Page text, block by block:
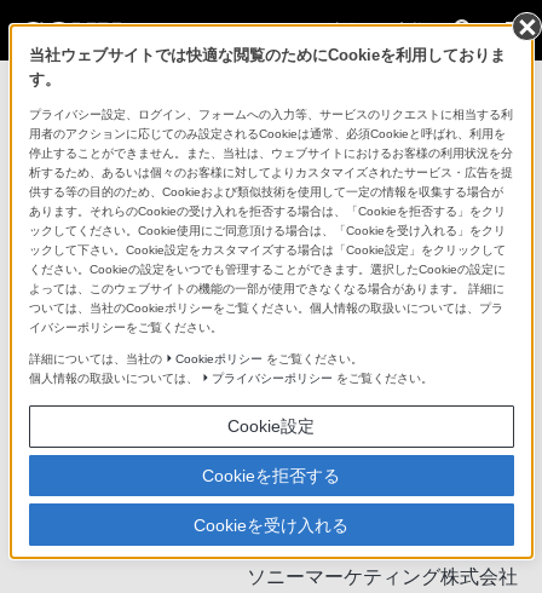
法人のお客様
社名変更のお知らせ
2010年4月1日より、ソニーマーケティング株式会
社の放送・企業向け業務をソニーブロードバンド
ソリューション株式会社が引継ぎ、ソニービジネ
スソリューション株式会社に社名変更を行いまし
た。
2007年7月3日
2007年8月14日更新
ソニー株式会社
ソニーマーケティング株式会社
当社ウェブサイトでは快適な閲覧のためにCookieを利用しておりま
す。
プライバシー設定、ログイン、フォームへの入力等、サービスのリクエストに相当する利
用者のアクションに応じてのみ設定されるCookieは通常、必須Cookieと呼ばれ、利用を
停止することができません。また、当社は、ウェブサイトにおけるお客様の利用状況を分
析するため、あるいは個々のお客様に対してよりカスタマイズされたサービス・広告を提
供する等の目的のため、Cookieおよび類似技術を使用して一定の情報を収集する場合が
あります。それらのCookieの受け入れを拒否する場合は、「Cookieを拒否する」をクリ
ックしてください。Cookie使用にご同意頂ける場合は、「Cookieを受け入れる」をクリ
ックして下さい。Cookie設定をカスタマイズする場合は「Cookie設定」をクリックして
ください。Cookieの設定をいつでも管理することができます。選択したCookieの設定に
よっては、このウェブサイトの機能の一部が使用できなくなる場合があります。 詳細に
ついては、当社のCookieポリシーをご覧ください。個人情報の取扱いについては、プラ
イバシーポリシーをご覧ください。
詳細については、当社の Cookieポリシー をご覧ください。
個人情報の取扱いについては、
プライバシーポリシー をご覧ください。
Cookie設定
Cookieを拒否する
Cookieを受け入れる